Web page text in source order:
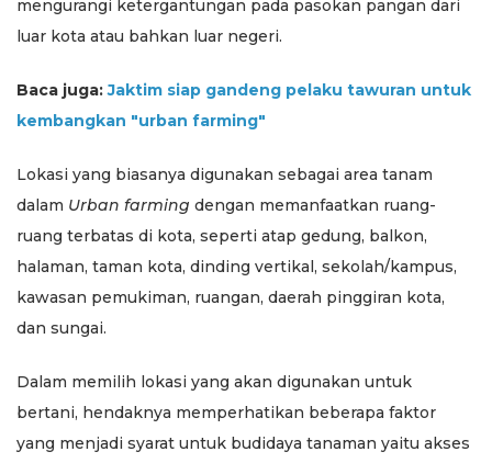
mengurangi ketergantungan pada pasokan pangan dari
luar kota atau bahkan luar negeri.
Baca juga:Jaktim siap gandeng pelaku tawuran untuk
kembangkan "urban farming"
​Lokasi yang biasanya digunakan sebagai area tanam
dalam Urban farming dengan memanfaatkan ruang-
ruang terbatas di kota, seperti atap gedung, balkon,
halaman, taman kota, dinding vertikal, sekolah/kampus,
kawasan pemukiman, ruangan, daerah pinggiran kota,
dan sungai.
Dalam memilih lokasi yang akan digunakan untuk
bertani, hendaknya memperhatikan beberapa faktor
yang menjadi syarat untuk budidaya tanaman yaitu akses